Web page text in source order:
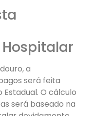
a
será feita
O cálculo
será baseado na